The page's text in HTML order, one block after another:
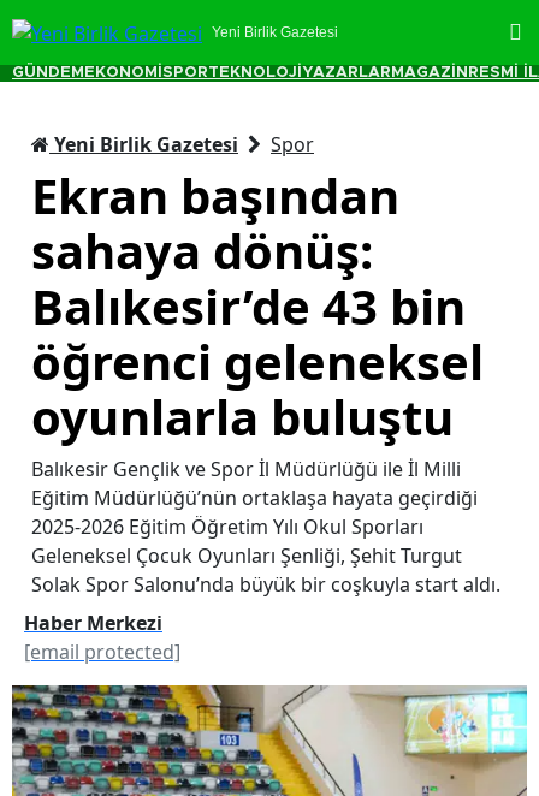
Yeni Birlik Gazetesi
GÜNDEM EKONOMİ SPORTEKNOLOJİ YAZARLAR MAGAZİN RESMİ
Yeni Birlik Gazetesi Spor
Ekran başından
sahaya dönüş:
Balıkesir’de 43 bin
öğrenci geleneksel
oyunlarla buluştu
Balıkesir Gençlik ve Spor İl Müdürlüğü ile İl Milli
Eğitim Müdürlüğü’nün ortaklaşa hayata geçirdiği
2025-2026 Eğitim Öğretim Yılı Okul Sporları
Geleneksel Çocuk Oyunları Şenliği, Şehit Turgut
Solak Spor Salonu’nda büyük bir coşkuyla start aldı.
Haber Merkezi
[email protected]